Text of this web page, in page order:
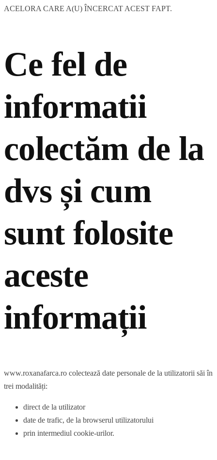
ACELORA CARE A(U) ÎNCERCAT ACEST FAPT.
Ce fel de
informatii
colectăm de la
dvs și cum
sunt folosite
aceste
informații
www.roxanafarca.ro colectează date personale de la utilizatorii săi în
trei modalități:
direct de la utilizator
date de trafic, de la browserul utilizatorului
prin intermediul cookie-urilor.